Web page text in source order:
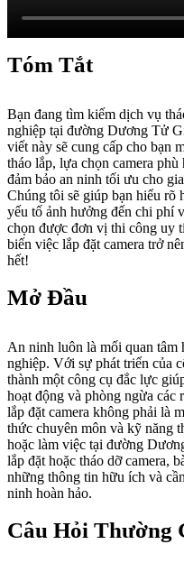
Tóm Tắt
Bạn đang tìm kiếm dịch vụ
nghiệp tại đường Dương Tử
viết này sẽ cung cấp cho bạn
tháo lắp, lựa chọn camera
đảm bảo an ninh tối ưu cho
Chúng tôi sẽ giúp bạn hiểu rõ
yếu tố ảnh hưởng đến chi phí
chọn được đơn vị thi công uy
biến việc lắp đặt camera trở
hết!
Mở Đầu
An ninh luôn là mối quan tâm
nghiệp. Với sự phát triển của
thành một công cụ đắc lực
hoạt động và phòng ngừa các
lắp đặt camera không phải là
thức chuyên môn và kỹ năng
hoặc làm việc tại đường
lắp đặt hoặc tháo dỡ camera,
những thông tin hữu ích và
ninh hoàn hảo.
Câu Hỏi Thường